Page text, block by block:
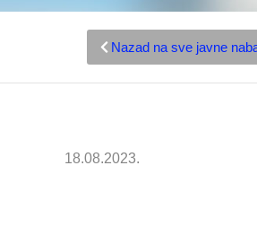
Nazad na sve javne
18.08.2023.